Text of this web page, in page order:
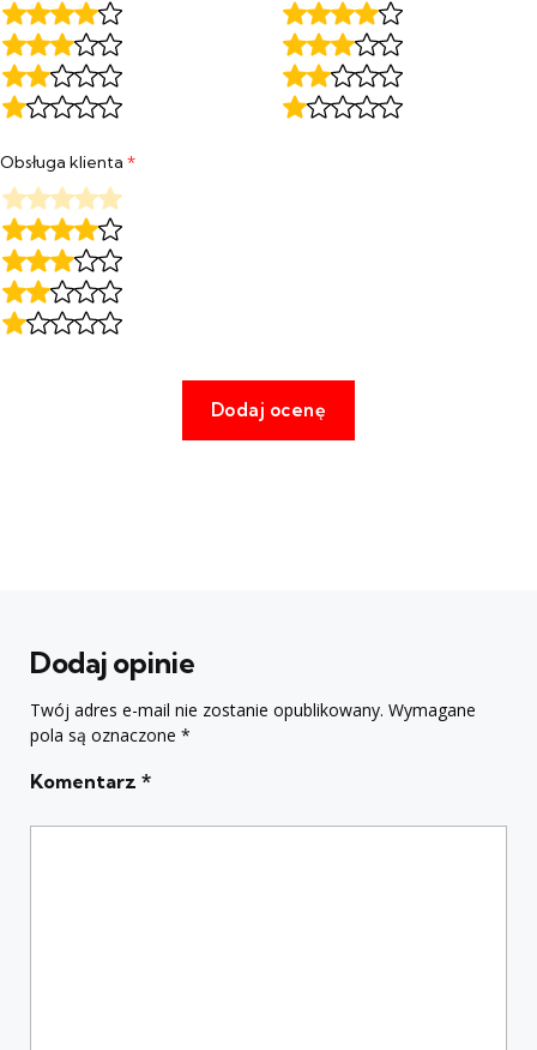
Obsługa klienta *
Dodaj opinie
Twój adres e-mail nie zostanie opublikowany. Wymagane
pola są oznaczone *
Komentarz *